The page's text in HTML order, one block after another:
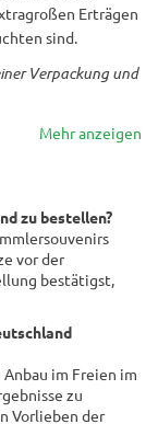
Erträgen
sind.
Verpackung und
Mehr anzeigen
zu bestellen?
vor der
bestätigst,
im Freien im
zu
Vorlieben der